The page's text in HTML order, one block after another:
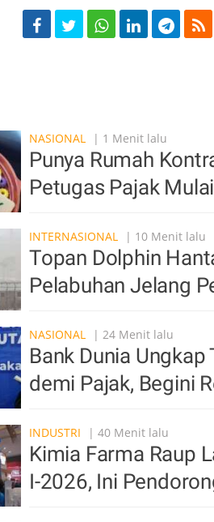
NASIONAL
| 1 Menit lalu
Punya Rumah
Petugas Pajak
INTERNASIONAL | 10 Menit lalu
Topan Dolphin
Pelabuhan Jelang
NASIONAL | 24 Menit lalu
Bank Dunia
demi Pajak, Begini
INDUSTRI | 40 Menit lalu
Kimia Farma Raup
I-2026, Ini